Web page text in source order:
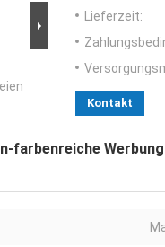
Lieferzeit:
Kontakt
farbenreiche